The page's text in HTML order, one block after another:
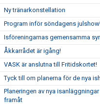
Ny tränarkonstellation
Program inför söndagens
Isföreningarnas gemensamma
Åkkarrådet är igång!
VASK är anslutna till Fritidskortet!
Tyck till om planerna för de nya
Planeringen av nya
framåt